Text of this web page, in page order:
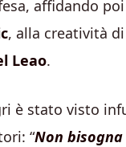
affidando
, alla creatività
Leao.
è stato visto
“Non